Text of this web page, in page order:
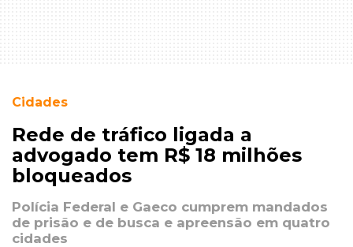
Cidades
Rede de tráfico ligada a
advogado tem R$ 18 milhões
bloqueados
Polícia Federal e Gaeco cumprem mandados
de prisão e de busca e apreensão em quatro
cidades